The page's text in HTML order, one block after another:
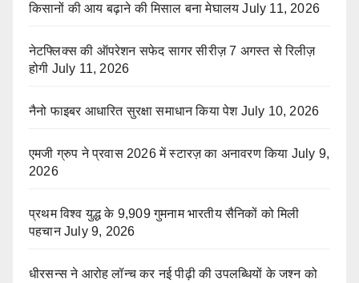
किसानों की आय बढ़ाने की मिसाल बना मेघालय July 11, 2026
नेटफ्लिक्स की ऑपरेशन सफेद सागर सीरीज़ 7 अगस्त से रिलीज़
होगी July 11, 2026
नैनो फाइबर आधारित सुरक्षा समाधान किया पेश July 10, 2026
एमजी ग्रुप ने प्रवास 2026 में स्टारज़ का अनावरण किया July 9,
2026
प्रथम विश्व युद्ध के 9,909 गुमनाम भारतीय सैनिकों को मिली
पहचान July 9, 2026
धीरसन्स ने आरोह लॉन्च कर नई पीढ़ी की उपलब्धियों के जश्न को